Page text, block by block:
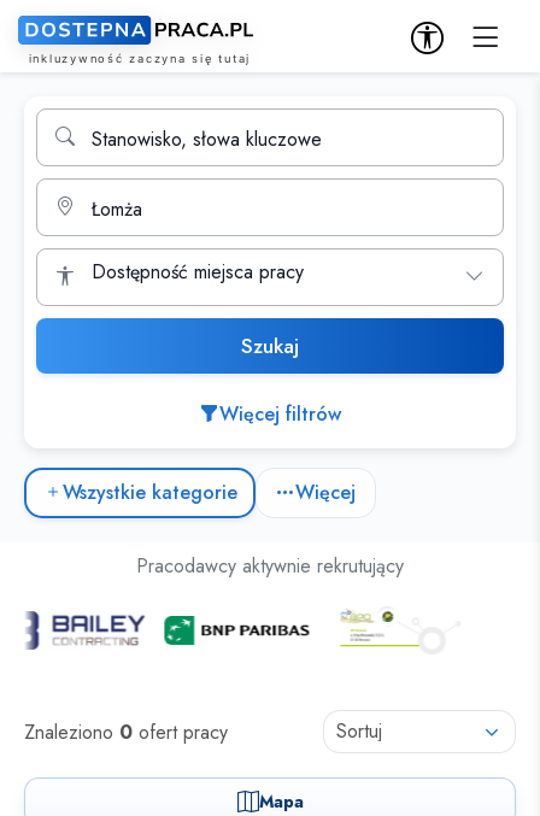
Wyszukiwarka ofert pracy
Stanowisko, słowa kluczowe
Miasto
Dostępność miejsca pracy
Szukaj
Więcej filtrów
Wszystkie kategorie
Więcej
Oferty pracy dla osób z niepełnosprawnościami
Pracodawcy aktywnie rekrutujący
Oferty pracy
Znaleziono 0 ofert pracy Sortuj
Mapa